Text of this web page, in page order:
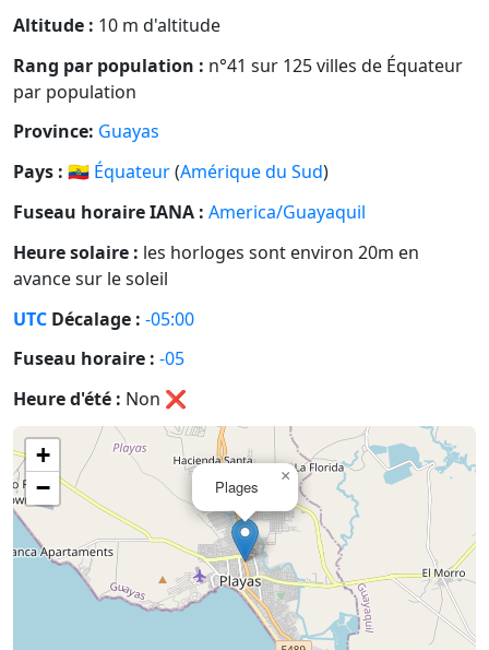
Altitude : 10 m d'altitude
Rang par population : n°41 sur 125 villes de Équateur
par population
Province: Guayas
Pays : 🇪🇨 Équateur(Amérique du Sud)
Fuseau horaire IANA : America/Guayaquil
Heure solaire : les horloges sont environ 20m en
avance sur le soleil
UTC Décalage : -05:00
Fuseau horaire : -05
Heure d'été : Non ❌
Plages
×
+
−